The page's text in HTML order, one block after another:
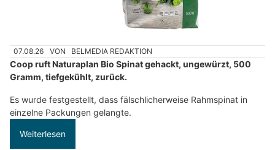
07.08.26 VON BELMEDIA REDAKTION
Coop ruft Naturaplan Bio Spinat gehackt, ungewürzt, 500
Gramm, tiefgekühlt, zurück.
Es wurde festgestellt, dass fälschlicherweise Rahmspinat in
einzelne Packungen gelangte.
Weiterlesen